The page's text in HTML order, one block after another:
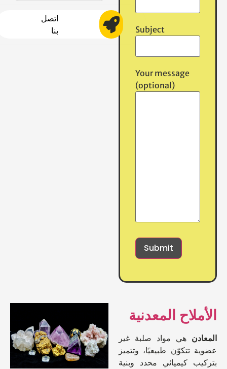
Subject
Your message
(optional)
المعدنية
هي مواد صلبة غير
تتكوّن طبيعيًا، وتتميز
كيميائي محدد وبنية